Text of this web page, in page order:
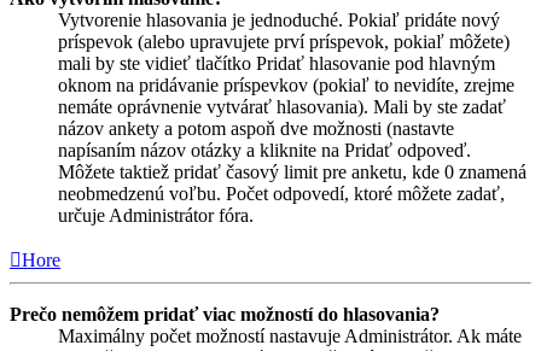
Vytvorenie hlasovania je jednoduché. Pokiaľ pridáte nový
príspevok (alebo upravujete prví príspevok, pokiaľ môžete)
mali by ste vidieť tlačítko Pridať hlasovanie pod hlavným
oknom na pridávanie príspevkov (pokiaľ to nevidíte, zrejme
nemáte oprávnenie vytvárať hlasovania). Mali by ste zadať
názov ankety a potom aspoň dve možnosti (nastavte
napísaním názov otázky a kliknite na Pridať odpoveď.
Môžete taktiež pridať časový limit pre anketu, kde 0 znamená
neobmedzenú voľbu. Počet odpovedí, ktoré môžete zadať,
určuje Administrátor fóra.
Hore
Prečo nemôžem pridať viac možností do hlasovania?
Maximálny počet možností nastavuje Administrátor. Ak máte